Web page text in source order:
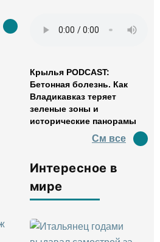
Крылья PODCAST:
Бетонная болезнь. Как
Владикавказ теряет
зеленые зоны и
исторические панорамы
См все
Интересное в
мире